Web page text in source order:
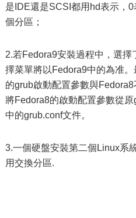
是IDE還是SCSI都用hd表示，
個分區；
2.若Fedora9安裝過程中，選
擇菜單將以Fedora9中的為准
的grub啟動配置參數與
將Fedora8的啟動配置參數從
中的grub.conf文件。
3.一個硬盤安裝第二個Linux系
用交換分區.